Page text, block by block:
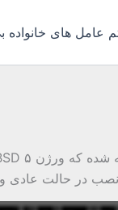
عامل های
نصب در حالت